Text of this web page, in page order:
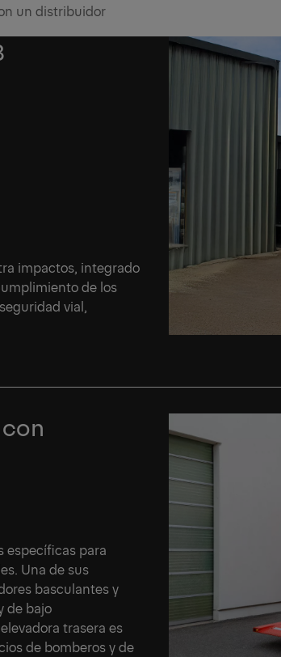
un distribuidor
impactos, integrado
de los
vial,
específicas para
Una de sus
basculantes y
de bajo
trasera es
de bomberos y de